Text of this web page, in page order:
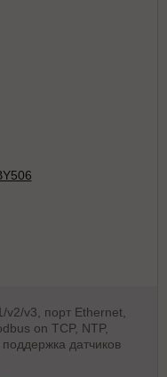
v3, порт Ethernet,
on TCP, NTP,
датчиков